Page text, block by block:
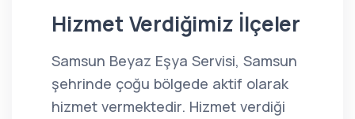
Hizmet Verdiğimiz İlçeler
Samsun Beyaz Eşya Servisi, Samsun
şehrinde çoğu bölgede aktif olarak
hizmet vermektedir. Hizmet verdiği